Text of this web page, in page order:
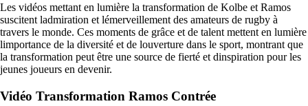
Les vidéos mettant en lumière la transformation de Kolbe et Ramos
suscitent ladmiration et lémerveillement des amateurs de rugby à
travers le monde. Ces moments de grâce et de talent mettent en lumière
limportance de la diversité et de louverture dans le sport, montrant que
la transformation peut être une source de fierté et dinspiration pour les
jeunes joueurs en devenir.
Vidéo Transformation Ramos Contrée